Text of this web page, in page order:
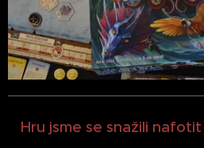
Hru jsme se snažili